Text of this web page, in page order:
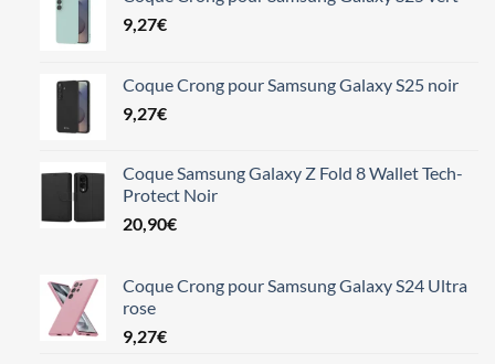
9,27€
Coque Crong pour Samsung Galaxy S25 noir
9,27€
Coque Samsung Galaxy Z Fold 8 Wallet Tech-
Protect Noir
20,90€
Coque Crong pour Samsung Galaxy S24 Ultra
rose
9,27€